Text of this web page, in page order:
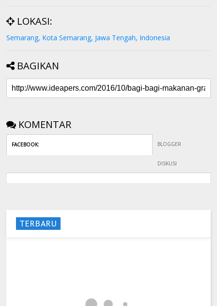
LOKASI:
Semarang, Kota Semarang, Jawa Tengah, Indonesia
BAGIKAN
KOMENTAR
FACEBOOK: BLOGGER
DISKUSI
TERBARU